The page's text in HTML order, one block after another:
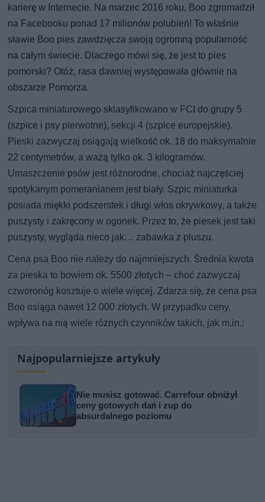
karierę w Internecie. Na marzec 2016 roku, Boo zgromadził
na Facebooku ponad 17 milionów polubień! To właśnie
sławie Boo pies zawdzięcza swoją ogromną popularność
na całym świecie. Dlaczego mówi się, że jest to pies
pomorski? Otóż, rasa dawniej występowała głównie na
obszarze Pomorza.
Szpica miniaturowego sklasyfikowano w FCI do grupy 5
(szpice i psy pierwotne), sekcji 4 (szpice europejskie).
Pieski zazwyczaj osiągają wielkość ok. 18 do maksymalnie
22 centymetrów, a ważą tylko ok. 3 kilogramów.
Umaszczenie psów jest różnorodne, chociaż najczęściej
spotykanym pomeranianem jest biały. Szpic miniaturka
posiada miękki podszerstek i długi włos okrywkowy, a także
puszysty i zakręcony w ogonek. Przez to, że piesek jest taki
puszysty, wygląda nieco jak… zabawka z pluszu.
Cena psa Boo nie należy do najmniejszych. Średnia kwota
za pieska to bowiem ok. 5500 złotych – choć zazwyczaj
czworonóg kosztuje o wiele więcej. Zdarza się, że cena psa
Boo osiąga nawet 12 000 złotych. W przypadku ceny,
wpływa na nią wiele różnych czynników takich, jak m.in.:
Najpopularniejsze artykuły
Nie musisz gotować. Carrefour obniżył
ceny gotowych dań i zup do
absurdalnego poziomu